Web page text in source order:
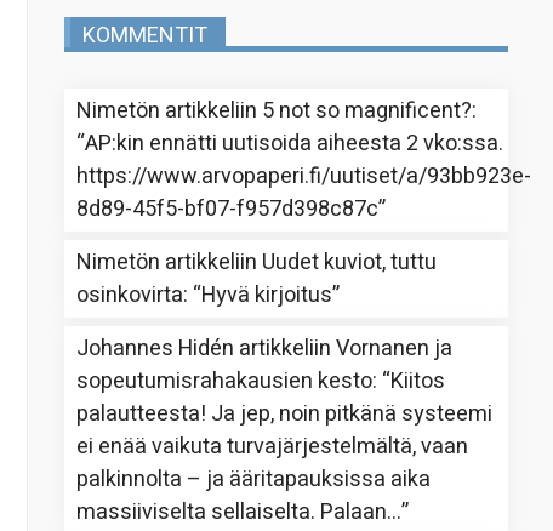
KOMMENTIT
Nimetön artikkeliin 5 not so magnificent?:
“AP:kin ennätti uutisoida aiheesta 2 vko:ssa.
https://www.arvopaperi.fi/uutiset/a/93bb923e-
8d89-45f5-bf07-f957d398c87c”
Nimetön artikkeliin Uudet kuviot, tuttu
osinkovirta: “Hyvä kirjoitus”
Johannes Hidén artikkeliinVornanen ja
sopeutumisrahakausien kesto: “Kiitos
palautteesta! Ja jep, noin pitkänä systeemi
ei enää vaikuta turvajärjestelmältä, vaan
palkinnolta – ja ääritapauksissa aika
massiiviselta sellaiselta. Palaan…”